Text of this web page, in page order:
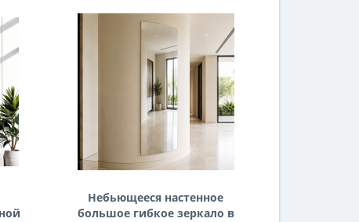
Небьющееся настенное
большое гибкое зеркало в